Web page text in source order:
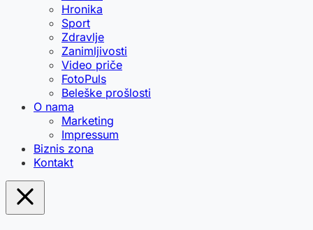
Hronika
Sport
Zdravlje
Zanimljivosti
Video priče
FotoPuls
Beleške prošlosti
O nama
Marketing
Impressum
Biznis zona
Kontakt